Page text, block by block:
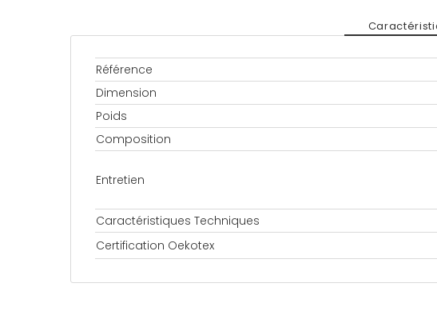
Référence
Dimension
Poids
Composition
Entretien
Caractéristiques Techniques
Certification Oekotex